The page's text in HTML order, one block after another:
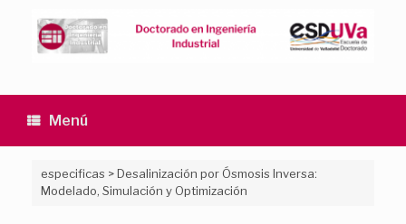
contenido
Menú
especificas >Desalinización por Ósmosis Inversa:
Modelado, Simulación y Optimización